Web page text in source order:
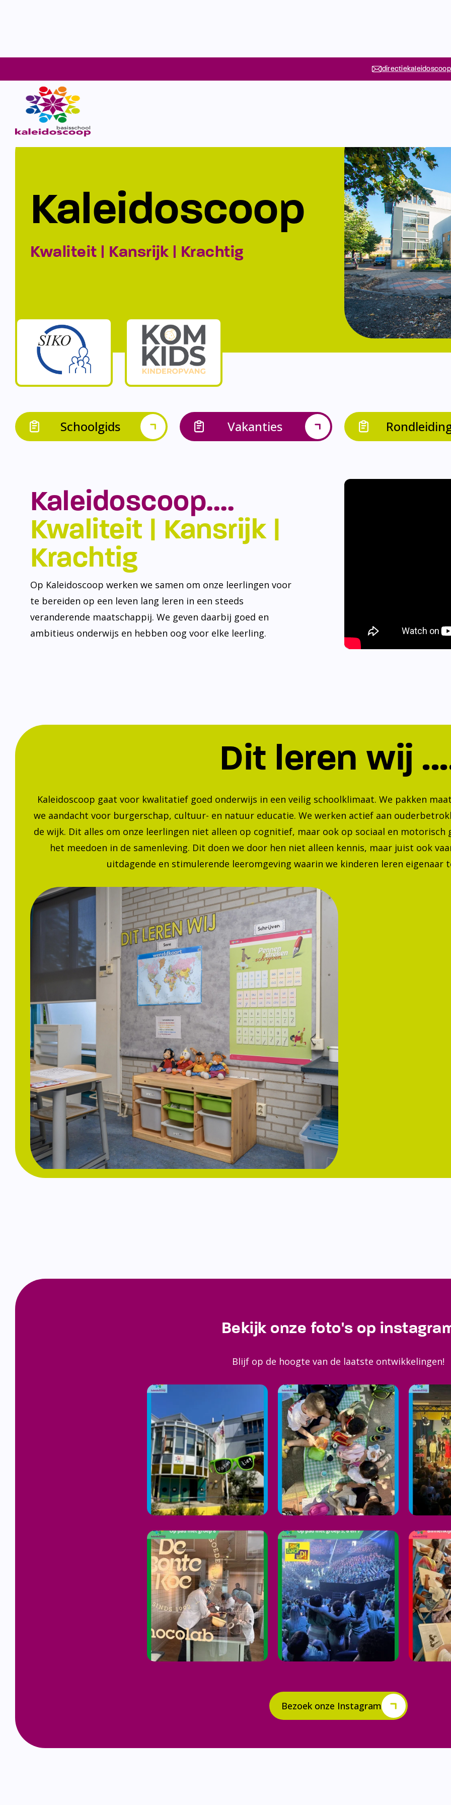
Kaleidoscoop
Kwaliteit | Kansrijk | Krachtig
Schoolgids Vakanties
Kaleidoscoop….
Kwaliteit | Kansrijk |
Krachtig
Op Kaleidoscoop werken we samen om onze leerlingen voor
te bereiden op een leven lang leren in een steeds
veranderende maatschappij. We geven daarbij goed en
ambitieus onderwijs en hebben oog voor elke leerling.
Dit leren wij
we aandacht voor burgerschap, cultuur- en natuur educatie. We werken actief aan
de wijk. Dit alles om onze leerlingen niet alleen op cognitief, maar ook op sociaal en
het meedoen in de samenleving. Dit doen we door hen niet alleen kennis, maar juist ook
uitdagende en stimulerende leeromgeving waarin we kinderen leren eigenaar
Bekijk onze foto's op
Bezoek onze Instagram